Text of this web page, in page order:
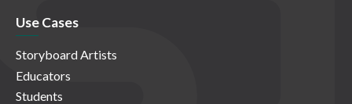
Use Cases
Storyboard Artists
Educators
Students